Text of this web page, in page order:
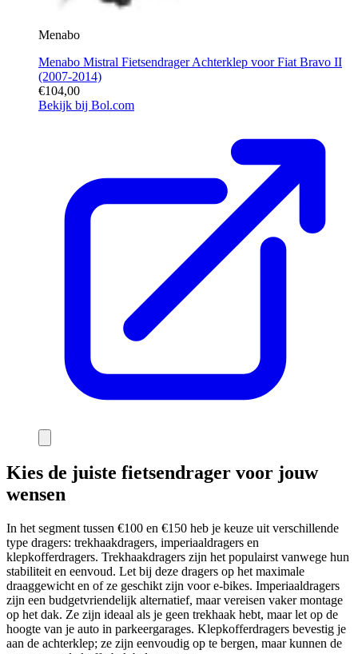
Menabo
Menabo Mistral Fietsendrager Achterklep voor Fiat Bravo II
(2007-2014)
€104,00
Bekijk bij Bol.com
Kies de juiste fietsendrager voor jouw
wensen
In het segment tussen €100 en €150 heb je keuze uit verschillende
type dragers: trekhaakdragers, imperiaaldragers en
klepkofferdragers. Trekhaakdragers zijn het populairst vanwege hun
stabiliteit en eenvoud. Let bij deze dragers op het maximale
draaggewicht en of ze geschikt zijn voor e-bikes. Imperiaaldragers
zijn een budgetvriendelijk alternatief, maar vereisen vaker montage
op het dak. Ze zijn ideaal als je geen trekhaak hebt, maar let op de
hoogte van je auto in parkeergarages. Klepkofferdragers bevestig je
aan de achterklep; ze zijn eenvoudig op te bergen, maar kunnen de